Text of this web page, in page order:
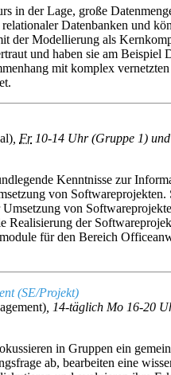
in der Lage, große
Datenbanken und
der Modellierung als
und haben sie am
mit komplex
Fr10-14 Uhr (Gruppe 1)
Kenntnisse zur
von
von
Realisierung der
für den Bereich
(SE/Projekt)
, 14-täglich Mo 16-20
in Gruppen ein
ab, bearbeiten eine